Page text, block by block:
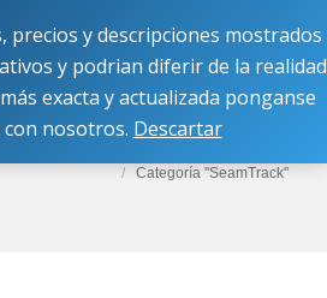
Buscar:
Categoría "SeamTrack"
precios y descripciones mostrados
y podrian diferir de la realidad
exacta y actualizada ponganse
nosotros. Descartar